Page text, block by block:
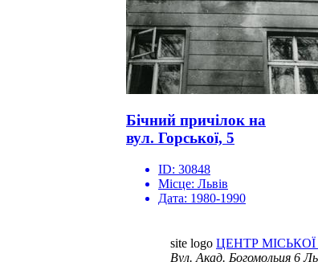
Бічний причілок на
вул. Горської, 5
ID: 30848
Місце: Львів
Дата: 1980-1990
site logo ЦЕНТР МІСЬКОЇ
Вул. Акад. Богомольця 6